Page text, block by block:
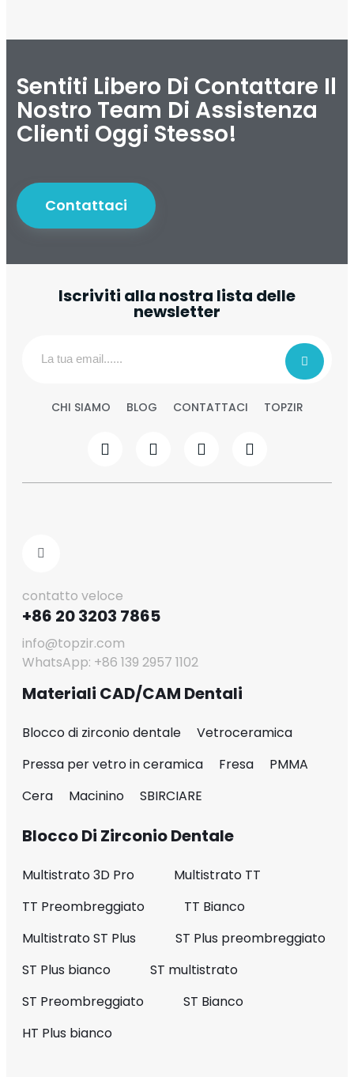
Sentiti Libero Di Contattare Il
Nostro Team Di Assistenza
Clienti Oggi Stesso!
Contattaci
Iscriviti alla nostra lista delle
newsletter
CHI SIAMO BLOG CONTATTACI TOPZIR
contatto veloce
+86 20 3203 7865
info@topzir.com
WhatsApp: +86 139 2957 1102
Materiali CAD/CAM Dentali
Blocco di zirconio dentale
Vetroceramica
Pressa per vetro in ceramica
Fresa
PMMA
Cera
Macinino SBIRCIARE
Blocco Di Zirconio Dentale
Multistrato 3D Pro
Multistrato TT
TT Preombreggiato
TT Bianco
Multistrato ST Plus
ST Plus preombreggiato
ST Plus bianco
ST multistrato
ST Preombreggiato
ST Bianco
HT Plus bianco